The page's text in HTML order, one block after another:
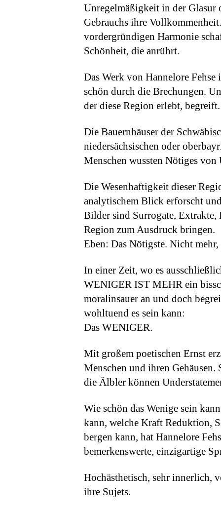
Unregelmäßigkeit in der Glasur
Gebrauchs ihre
vordergründigen Harmonie
Schönheit, die anrührt.
Das Werk von Hannelore
schön durch die Brechungen.
der diese Region erlebt, begreift.
Die Bauernhäuser der
niedersächsischen oder
Menschen wussten Nötiges
Die Wesenhaftigkeit dieser
analytischem Blick erforscht
Bilder sind Surrogate, Extrakte,
Region zum Ausdruck bringen.
Eben: Das Nötigste. Nicht
In einer Zeit, wo es
WENIGER IST MEHR ein
moralinsauer an und doch
wohltuend es sein kann:
Das WENIGER.
Mit großem poetischen Ernst
Menschen und ihren
die Älbler können
Wie schön das Wenige sein
kann, welche Kraft Reduktion,
bergen kann, hat Hannelore
bemerkenswerte, einzigartige
Hochästhetisch, sehr innerlich,
ihre Sujets.